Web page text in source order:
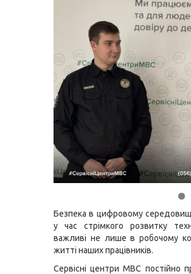
Безпека в цифровому
у час стрімкого розвитку
важливі не лише в робочому
житті наших працівників.
Сервісні центри МВС